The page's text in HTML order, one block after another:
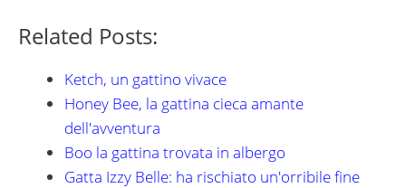
Related Posts:
Ketch, un gattino vivace
Honey Bee, la gattina cieca amante
dell'avventura
Boo la gattina trovata in albergo
Gatta Izzy Belle: ha rischiato un'orribile fine